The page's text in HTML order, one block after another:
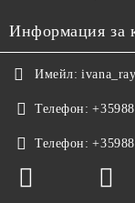
Информация за
Имейл:
Телефон:
Телефон: